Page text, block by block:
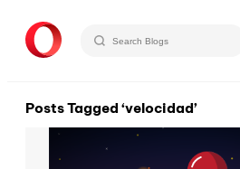
Posts Tagged ‘velocidad’